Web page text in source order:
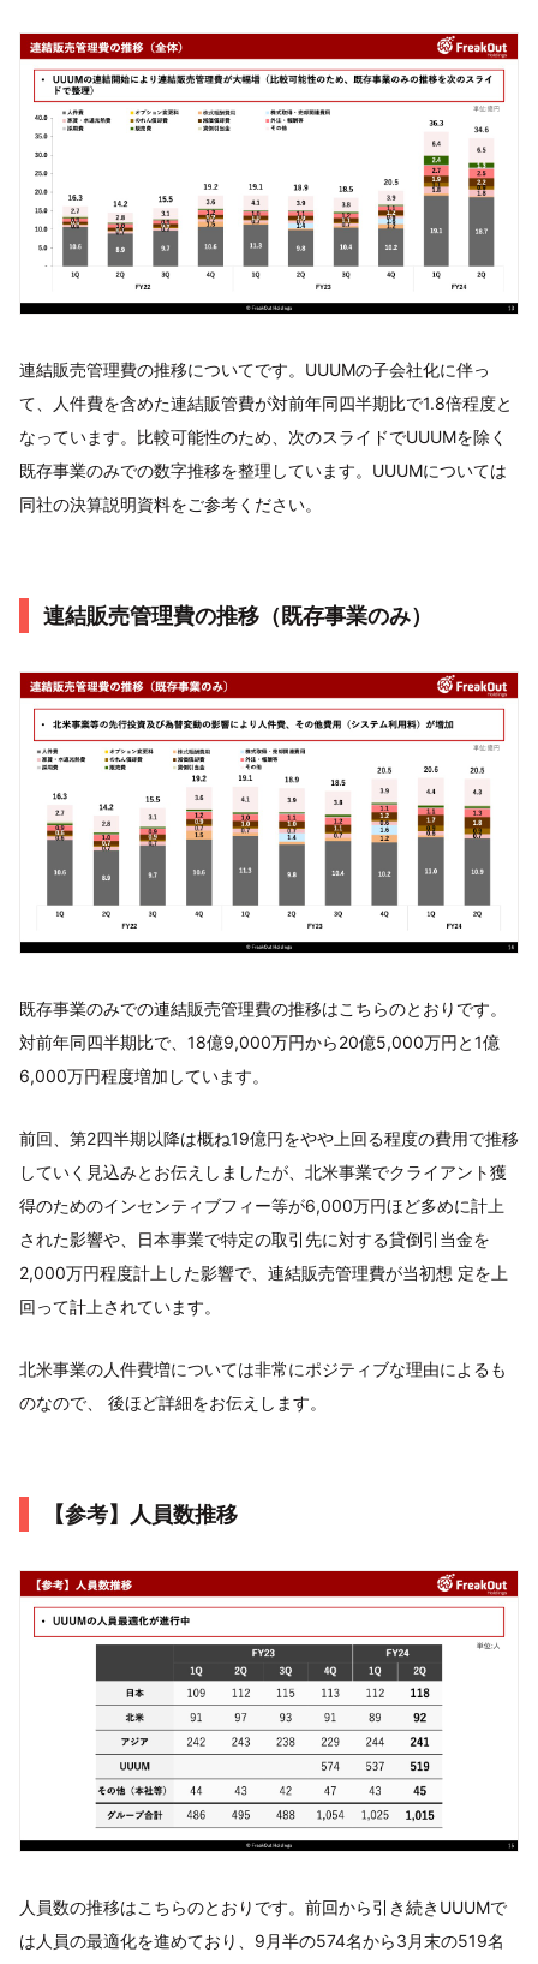
連結販売管理費の推移についてです。UUUMの子会社化に伴っ
て、人件費を含めた連結販管費が対前年同四半期比で1.8倍程度と
なっています。比較可能性のため、次のスライドでUUUMを除く
既存事業のみでの数字推移を整理しています。UUUMについては
同社の決算説明資料をご参考ください。
連結販売管理費の推移（既存事業のみ）
既存事業のみでの連結販売管理費の推移はこちらのとおりです。
対前年同四半期比で、18億9,000万円から20億5,000万円と1億
6,000万円程度増加しています。
前回、第2四半期以降は概ね19億円をやや上回る程度の費用で推移
していく見込みとお伝えしましたが、北米事業でクライアント獲
得のためのインセンティブフィー等が6,000万円ほど多めに計上
された影響や、日本事業で特定の取引先に対する貸倒引当金を
2,000万円程度計上した影響で、連結販売管理費が当初想 定を上
回って計上されています。
北米事業の人件費増については非常にポジティブな理由によるも
のなので、 後ほど詳細をお伝えします。
【参考】人員数推移
人員数の推移はこちらのとおりです。前回から引き続きUUUMで
は人員の最適化を進めており、9月半の574名から3月末の519名